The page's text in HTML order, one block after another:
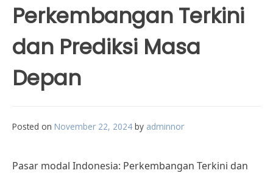
Perkembangan Terkini
dan Prediksi Masa
Depan
Posted on November 22, 2024 by adminnor
Pasar modal Indonesia: Perkembangan Terkini dan